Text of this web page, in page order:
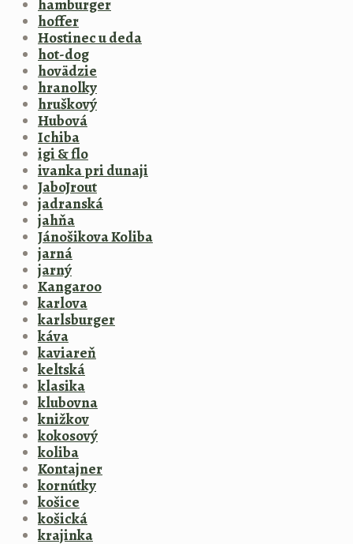
hamburger
hoffer
Hostinec u deda
hot-dog
hovädzie
hranolky
hruškový
Hubová
Ichiba
igi & flo
ivanka pri dunaji
JaboJrout
jadranská
jahňa
Jánošikova Koliba
jarná
jarný
Kangaroo
karlova
karlsburger
káva
kaviareň
keltská
klasika
klubovna
knižkov
kokosový
koliba
Kontajner
kornútky
košice
košická
krajinka